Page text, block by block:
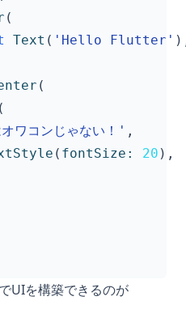
(
Text ( 'Hello Flutter'
(
(
コンじゃない！' ,
( fontSize: 20 ),
UIを構築できるのが